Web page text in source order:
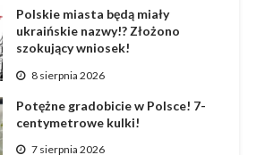
Polskie miasta będą miały
ukraińskie nazwy!? Złożono
szokujący wniosek!
8 sierpnia 2026
Potężne gradobicie w Polsce! 7-
centymetrowe kulki!
7 sierpnia 2026